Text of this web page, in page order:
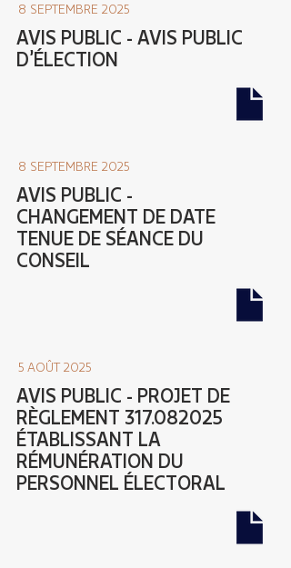
8 SEPTEMBRE 2025
AVIS PUBLIC - AVIS PUBLIC
D’ÉLECTION
8 SEPTEMBRE 2025
AVIS PUBLIC -
CHANGEMENT DE DATE
TENUE DE SÉANCE DU
CONSEIL
5 AOÛT 2025
AVIS PUBLIC - PROJET DE
RÈGLEMENT 317.082025
ÉTABLISSANT LA
RÉMUNÉRATION DU
PERSONNEL ÉLECTORAL